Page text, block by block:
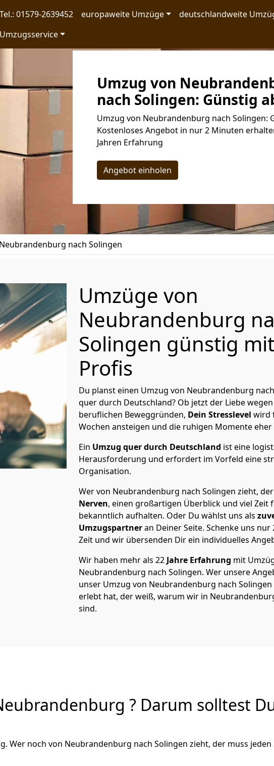
Tel.: 01579-2639452 europaweite Umzüge
deutschlandweite
Umzugsservice
Umzug von
nach Solingen: Günstig
Umzug von Neubrandenburg nach Solingen:
Kostenloses Angebot in nur 2 Minuten
Jahren Erfahrung
Angebot einholen
nach Solingen
Umzüge von
Neubrandenburg
Solingen günstig
Profis
Du planst einen Umzug von Neubrandenburg
quer durch Deutschland? Ob jetzt der Liebe
beruflichen Beweggründen, Dein Stresslevel wird
Wochen ansteigen und die ruhigen Momente
Ein Umzug quer durch Deutschland ist eine
Herausforderung und erfordert im Vorfeld eine
Organisation.
Wer von Neubrandenburg nach Solingen zieht,
Nerven, einen großartigen Überblick und viel Zeit
bekanntlich aufhalten. Oder Du wählst uns als
Umzugspartneran Deiner Seite. Schenke uns nur
Zeit und wir übersenden Dir ein individuelles
Wir haben mehr als 22 Jahre Erfahrung mit
Neubrandenburg nach Solingen. Wer unsere
unser Umzug von Neubrandenburg nach
erlebt hat, der weiß, warum wir in
sind.
? Darum solltest
Wer noch von Neubrandenburg nach Solingen zieht, der muss